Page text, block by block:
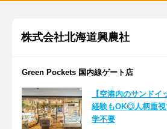
株式会社北海道興農社
Green Pockets 国内線ゲート店
【空港内のサンド
経験もOK◎人柄重視
学不要